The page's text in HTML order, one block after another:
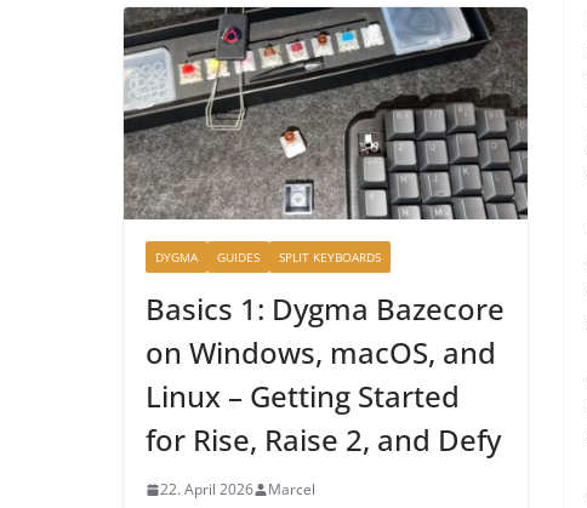
DYGMA GUIDES SPLIT KEYBOARDS
Basics 1: Dygma Bazecore
on Windows, macOS, and
Linux – Getting Started
for Rise, Raise 2, and Defy
22. April 2026 Marcel